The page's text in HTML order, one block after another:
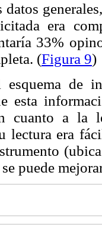
datos
era
33%
(Figura 9)
de
esta
cuanto a la
lectura era
puede